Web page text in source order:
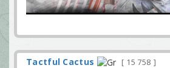
Tactful Cactus 15 758